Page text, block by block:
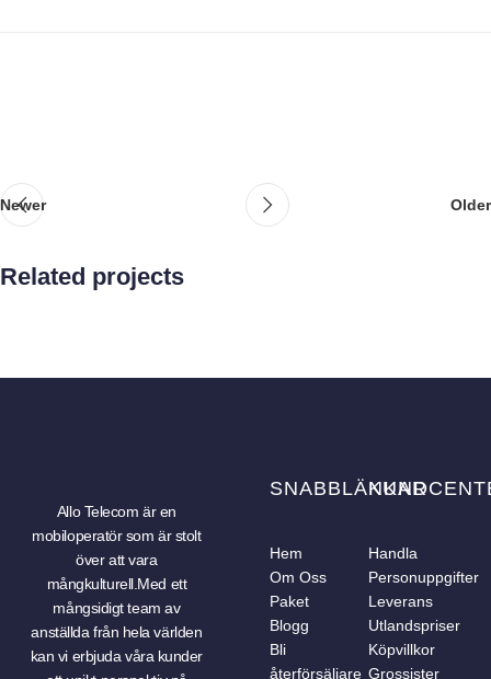
Newer Older
Related projects
Accessories
Potenti parturient parturie
Allo Telecom är en
mobiloperatör som är stolt
över att vara
mångkulturell.Med ett
mångsidigt team av
anställda från hela världen
kan vi erbjuda våra kunder
SNABBLÄNKAR
Hem
Om Oss
Paket
Blogg
Bli
återförsäljare
Handla
Personuppgifter
Leverans
Utlandspriser
Köpvillkor
Grossister